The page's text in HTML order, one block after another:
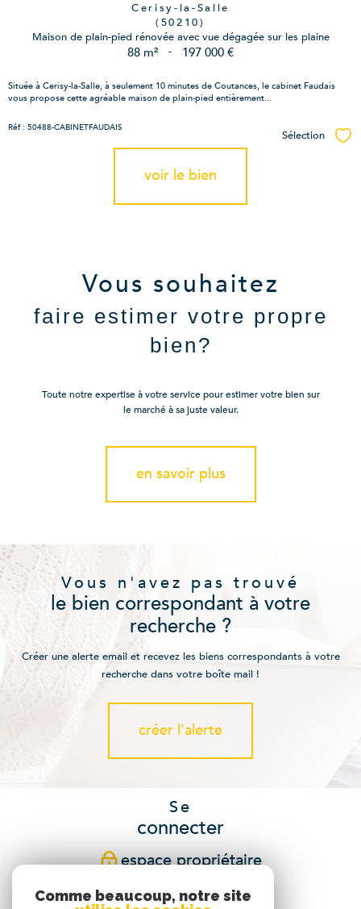
Cerisy-la-Salle
(50210)
Maison de plain-pied rénovée avec vue dégagée sur les plaine
88 m² - 197 000 €
Située à Cerisy-la-Salle, à seulement 10 minutes de Coutances, le cabinet Faudais
vous propose cette agréable maison de plain-pied entièrement...
Réf : 50488-CABINETFAUDAIS
Sélection
voir le bien
Vous souhaitez
faire estimer votre propre
bien?
Toute notre expertise à votre service pour estimer votre bien sur
le marché à sa juste valeur.
en savoir plus
Vous n'avez pas trouvé
le bien correspondant à votre
recherche ?
Créer une alerte email et recevez les biens correspondants à votre
recherche dans votre boîte mail !
créer l'alerte
Se
connecter
espace propriétaire
Nous
Comme beaucoup, notre site